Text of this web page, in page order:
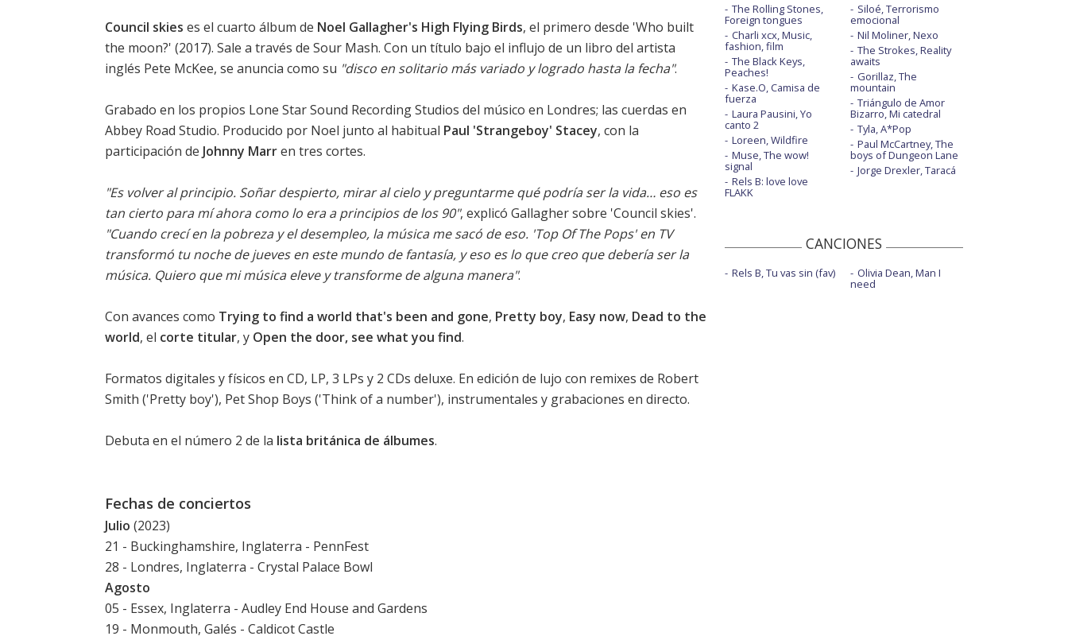
Council skies es el cuarto álbum de Noel Gallagher's High Flying Birds, el primero desde 'Who built
the moon?' (2017). Sale a través de Sour Mash. Con un título bajo el influjo de un libro del artista
inglés Pete McKee, se anuncia como su "disco en solitario más variado y logrado hasta la fecha".
Grabado en los propios Lone Star Sound Recording Studios del músico en Londres; las cuerdas en
Abbey Road Studio. Producido por Noel junto al habitual Paul 'Strangeboy' Stacey, con la
participación de Johnny Marren tres cortes.
"Es volver al principio. Soñar despierto, mirar al cielo y preguntarme qué podría ser la vida… eso es
tan cierto para mí ahora como lo era a principios de los 90", explicó Gallagher sobre 'Council skies'.
"Cuando crecí en la pobreza y el desempleo, la música me sacó de eso. 'Top Of The Pops' en TV
transformó tu noche de jueves en este mundo de fantasía, y eso es lo que creo que debería ser la
música. Quiero que mi música eleve y transforme de alguna manera".
Con avances como Trying to find a world that's been and gone, Pretty boy, Easy now, Dead to the
world, el corte titular, y Open the door, see what you find.
Formatos digitales y físicos en CD, LP, 3 LPs y 2 CDs deluxe. En edición de lujo con remixes de Robert
Smith ('Pretty boy'), Pet Shop Boys ('Think of a number'), instrumentales y grabaciones en directo.
Debuta en el número 2 de la lista británica de álbumes.
Fechas de conciertos
Julio (2023)
21 - Buckinghamshire, Inglaterra - PennFest
28 - Londres, Inglaterra - Crystal Palace Bowl
Agosto
05 - Essex, Inglaterra - Audley End House and Gardens
19 - Monmouth, Galés - Caldicot Castle
The Rolling Stones,
Foreign tongues
Charli xcx, Music,
fashion, film
The Black Keys,
Peaches!
Kase.O, Camisa de
fuerza
Laura Pausini, Yo
canto 2
Loreen, Wildfire
Muse, The wow!
signal
Rels B: love love
FLAKK
Siloé, Terrorismo
emocional
Nil Moliner, Nexo
The Strokes, Reality
awaits
Gorillaz, The
mountain
Triángulo de Amor
Bizarro, Mi catedral
Tyla, A*Pop
Paul McCartney, The
boys of Dungeon Lane
Jorge Drexler, Taracá
CANCIONES
Rels B, Tu vas sin (fav) Olivia Dean, Man I
need